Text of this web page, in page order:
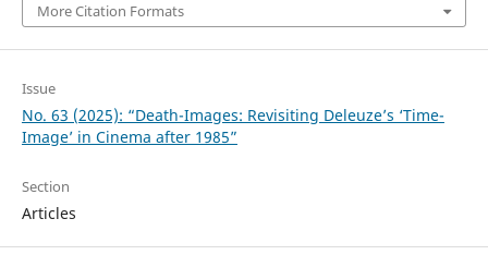
More Citation Formats
Issue
No. 63 (2025): “Death-Images: Revisiting Deleuze’s ‘Time-
Image’ in Cinema after 1985”
Section
Articles